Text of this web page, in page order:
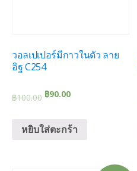
วอลเปเปอร์มีกาวในตัว ลาย
อิฐ C254
฿100.00 ฿90.00
หยิบใส่ตะกร้า